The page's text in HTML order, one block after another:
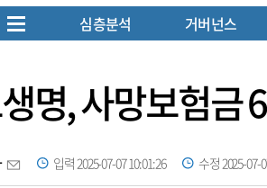
심층분석 거버넌스
명, 사망보험금
입력 2025-07-07 10:01:26 수정 2025-07-